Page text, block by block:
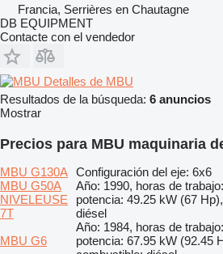
Francia, Serrières en Chautagne
DB EQUIPMENT
Contacte con el vendedor
Detalles de MBU
Resultados de la búsqueda: 6 anuncios
Mostrar
Precios para MBU maquinaria
MBU G130A Configuración del eje: 6x6
MBU G50A
NIVELEUSE
7T
Año: 1990, horas de
potencia: 49.25 kW (67
diésel
MBU G6
Año: 1984, horas de
potencia: 67.95 kW (92.45